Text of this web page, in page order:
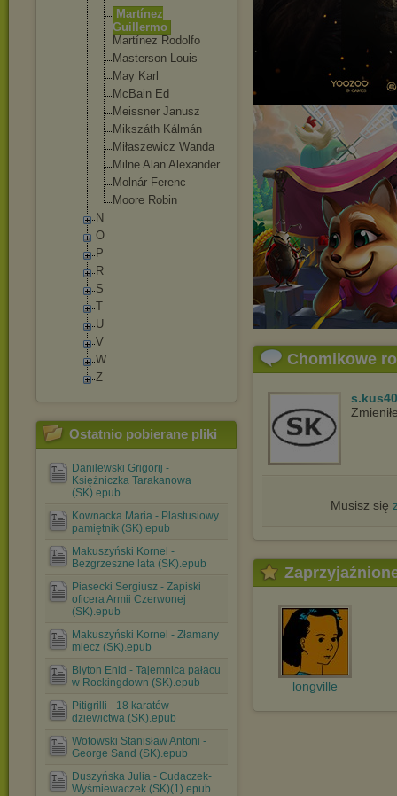
Martínez
Guillermo
Martínez Rodolfo
Masterson Louis
May Karl
McBain Ed
Meissner Janusz
Mikszáth Kálmán
Miłaszewicz Wanda
Milne Alan Alexander
Molnár Ferenc
Moore Robin
N
O
P
R
S
T
U
V
W
Z
Ostatnio pobierane pliki
Danilewski Grigorij -
Księżniczka Tarakanowa
(SK).epub
Kownacka Maria - Plastusiowy
pamiętnik (SK).epub
Makuszyński Kornel -
Bezgrzeszne lata (SK).epub
Piasecki Sergiusz - Zapiski
oficera Armii Czerwonej
(SK).epub
Makuszyński Kornel - Złamany
miecz (SK).epub
Blyton Enid - Tajemnica pałacu
w Rockingdown (SK).epub
Pitigrilli - 18 karatów
dziewictwa (SK).epub
Wotowski Stanisław Antoni -
George Sand (SK).epub
Duszyńska Julia - Cudaczek-
Wyśmiewaczek (SK)(1).epub
Chomikowe
s.kus40
Musisz się
longville